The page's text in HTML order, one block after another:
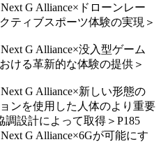
G Alliance×ドローンレー
ティブスポーツ体験の実現＞
G Alliance×没入型ゲーム
ける革新的な体験の提供＞
G Alliance×新しい形態の
ンを使用した人体のより重要
設計によって取得＞P185
G Alliance×6Gが可能にす